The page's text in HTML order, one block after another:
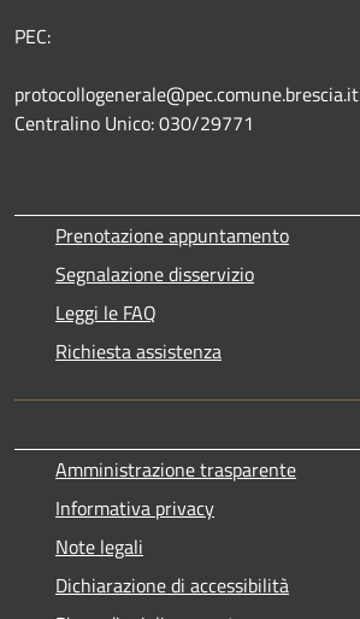
PEC:
protocollogenerale@pec.comune.brescia.it
Centralino Unico: 030/29771
Prenotazione appuntamento
Segnalazione disservizio
Leggi le FAQ
Richiesta assistenza
Amministrazione trasparente
Informativa privacy
Note legali
Dichiarazione di accessibilità